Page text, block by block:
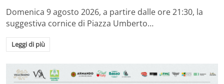
Domenica 9 agosto 2026, a partire dalle ore 21:30, la
suggestiva cornice di Piazza Umberto…
Leggi di più